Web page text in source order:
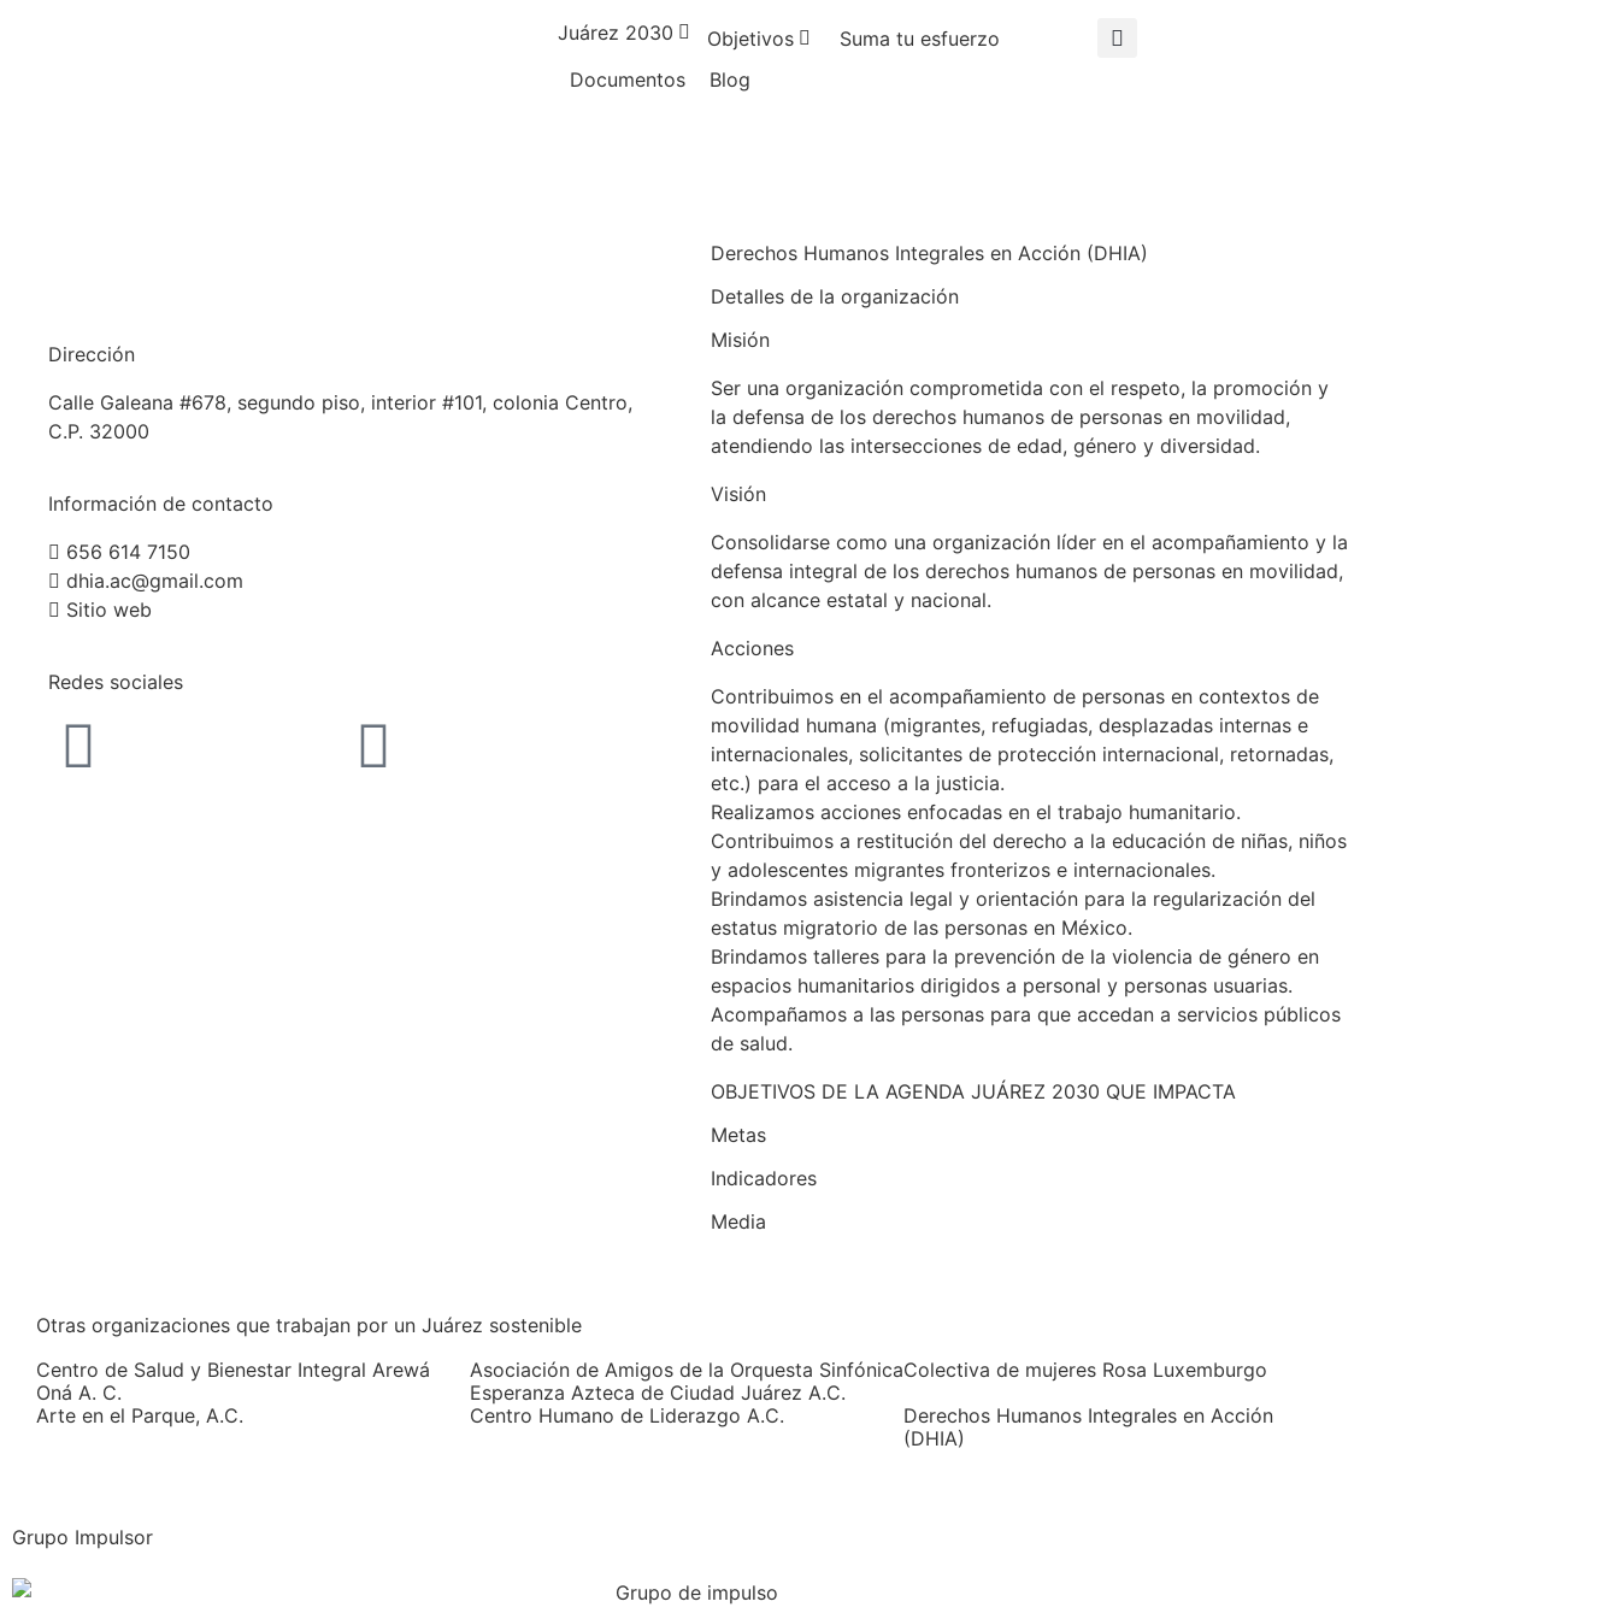
Juárez 2030 Objetivos
Suma tu esfuerzo
Documentos
Blog
Dirección
Calle Galeana #678, segundo piso, interior #101, colonia Centro,
C.P. 32000
Información de contacto
656 614 7150
dhia.ac@gmail.com
Sitio web
Redes sociales
Derechos Humanos Integrales en Acción (DHIA)
Detalles de la organización
Misión
Ser una organización comprometida con el respeto, la promoción y
la defensa de los derechos humanos de personas en movilidad,
atendiendo las intersecciones de edad, género y diversidad.
Visión
Consolidarse como una organización líder en el acompañamiento y la
defensa integral de los derechos humanos de personas en movilidad,
con alcance estatal y nacional.
Acciones
Contribuimos en el acompañamiento de personas en contextos de
movilidad humana (migrantes, refugiadas, desplazadas internas e
internacionales, solicitantes de protección internacional, retornadas,
etc.) para el acceso a la justicia.
Realizamos acciones enfocadas en el trabajo humanitario.
Contribuimos a restitución del derecho a la educación de niñas, niños
y adolescentes migrantes fronterizos e internacionales.
Brindamos asistencia legal y orientación para la regularización del
estatus migratorio de las personas en México.
Brindamos talleres para la prevención de la violencia de género en
espacios humanitarios dirigidos a personal y personas usuarias.
Acompañamos a las personas para que accedan a servicios públicos
de salud.
OBJETIVOS DE LA AGENDA JUÁREZ 2030 QUE IMPACTA
Metas
Indicadores
Media
Otras organizaciones que trabajan por un Juárez sostenible
Centro de Salud y Bienestar Integral Arewá
Oná A. C.
Asociación de Amigos de la Orquesta Sinfónica
Esperanza Azteca de Ciudad Juárez A.C.
Colectiva de mujeres Rosa Luxemburgo
Arte en el Parque, A.C.
Centro Humano de Liderazgo A.C.
Derechos Humanos Integrales en Acción
(DHIA)
Grupo Impulsor